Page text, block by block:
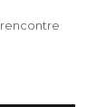
Étiquettes
rencontre